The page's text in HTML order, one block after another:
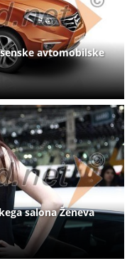
avtomobilske
salona Ženeva